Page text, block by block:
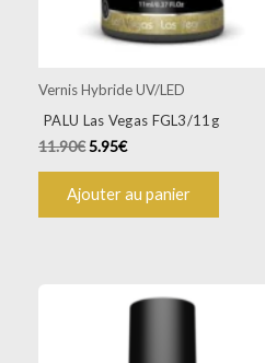
Vernis Hybride UV/LED
PALU Las Vegas FGL3/11g
11.90€5.95€
Ajouter au panier